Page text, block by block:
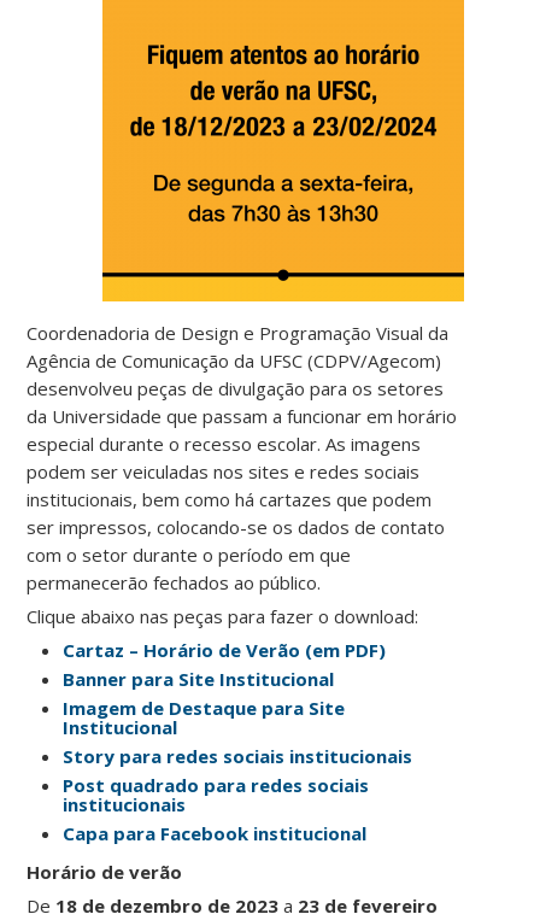
Coordenadoria de Design e Programação Visual da
Agência de Comunicação da UFSC (CDPV/Agecom)
desenvolveu peças de divulgação para os setores
da Universidade que passam a funcionar em horário
especial durante o recesso escolar. As imagens
podem ser veiculadas nos sites e redes sociais
institucionais, bem como há cartazes que podem
ser impressos, colocando-se os dados de contato
com o setor durante o período em que
permanecerão fechados ao público.
Clique abaixo nas peças para fazer o download:
Cartaz – Horário de Verão (em PDF)
Banner para Site Institucional
Imagem de Destaque para Site
Institucional
Story para redes sociais institucionais
Post quadrado para redes sociais
institucionais
Capa para Facebook institucional
Horário de verão
De 18 de dezembro de 2023 a 23 de fevereiro